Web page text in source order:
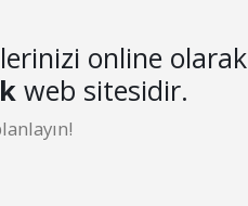
online olarak
web sitesidir.